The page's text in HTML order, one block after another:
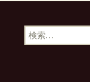
検
索: